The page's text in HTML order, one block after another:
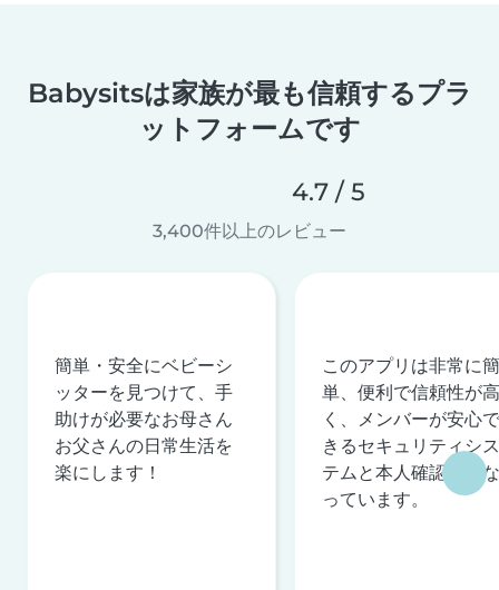
Babysitsは家族が最も信頼するプラ
ットフォームです
4.7 / 5
3,400件以上のレビュー
簡単・安全にベビーシ
ッターを見つけて、手
助けが必要なお母さん
お父さんの日常生活を
楽にします！
このアプリは非常に簡
単、便利で信頼性が高
く、メンバーが安心で
きるセキュリティシス
テムと本人確認を行な
っています。